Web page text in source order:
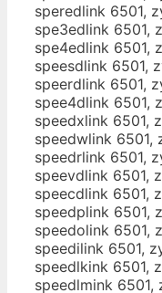
speredlink 6501,
spe3edlink 6501,
spe4edlink 6501,
speesdlink 6501,
speerdlink 6501,
spee4dlink 6501,
speedxlink 6501,
speedwlink 6501,
speedrlink 6501,
speevdlink 6501,
speecdlink 6501,
speedplink 6501,
speedolink 6501,
speedilink 6501,
speedlkink 6501,
speedlmink 6501,